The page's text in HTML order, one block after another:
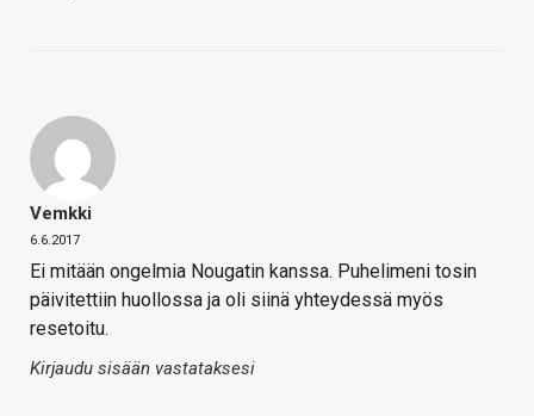
Vemkki
6.6.2017
Ei mitään ongelmia Nougatin kanssa. Puhelimeni tosin
päivitettiin huollossa ja oli siinä yhteydessä myös
resetoitu.
Kirjaudu sisään vastataksesi